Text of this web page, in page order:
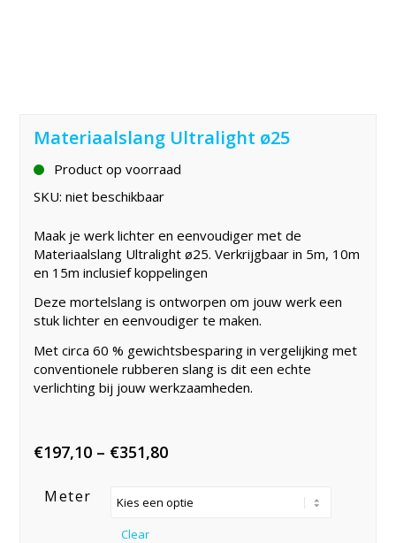
Materiaalslang Ultralight ø25
Product op voorraad
SKU:niet beschikbaar
Maak je werk lichter en eenvoudiger met de
Materiaalslang Ultralight ø25. Verkrijgbaar in 5m, 10m
en 15m inclusief koppelingen
Deze mortelslang is ontworpen om jouw werk een
stuk lichter en eenvoudiger te maken.
Met circa 60 % gewichtsbesparing in vergelijking met
conventionele rubberen slang is dit een echte
verlichting bij jouw werkzaamheden.
€197,10 – €351,80Price
€197,10
Meter
Clear